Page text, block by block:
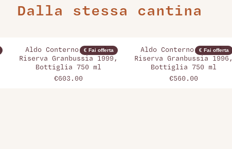
Dalla stessa cantina
€ Fai offerta
Aldo Conterno, Barolo
Riserva Granbussia 1999,
Bottiglia 750 ml
€603.00
€ Fai offerta
Aldo Conterno, Barolo
Riserva Granbussia 1996,
Bottiglia 750 ml
€560.00